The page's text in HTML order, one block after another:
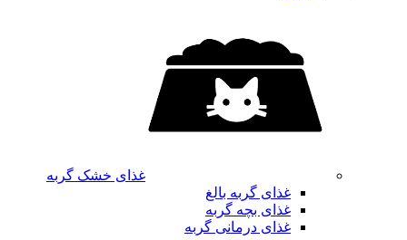
غذای خشک گربه
غذای گربه بالغ
غذای بچه گربه
غذای درمانی گربه